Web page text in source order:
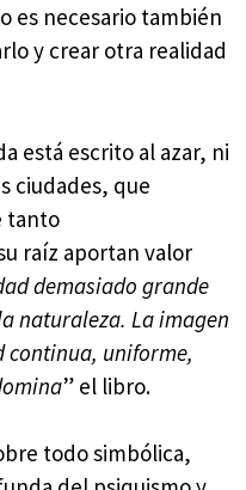
es necesario también
y crear otra realidad
está escrito al azar, ni
ciudades, que
tanto
raíz aportan valor
demasiado grande
naturaleza. La imagen
continua, uniforme,
” el libro.
todo simbólica,